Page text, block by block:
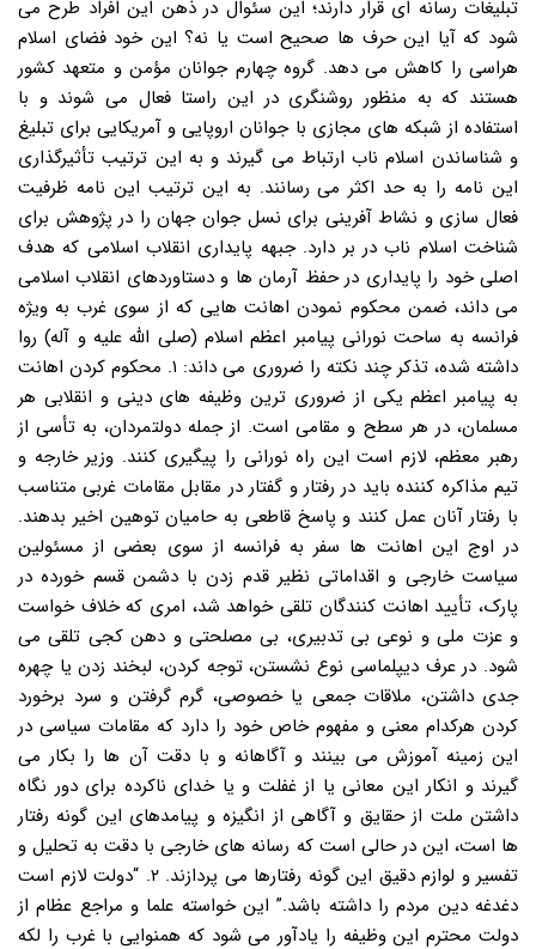
تبلیغات رسانه ای قرار دارند؛ این سئوال در ذهن این افراد طرح می
شود که آیا این حرف ها صحیح است یا نه؟ این خود فضای اسلام
هراسی را کاهش می دهد. گروه چهارم جوانان مؤمن و متعهد کشور
هستند که به منظور روشنگری در این راستا فعال می شوند و با
استفاده از شبکه های مجازی با جوانان اروپایی و آمریکایی برای تبلیغ
و شناساندن اسلام ناب ارتباط می گیرند و به این ترتیب تأثیرگذاری
این نامه را به حد اکثر می رسانند. به این ترتیب این نامه ظرفیت
فعال سازی و نشاط آفرینی برای نسل جوان جهان را در پژوهش برای
شناخت اسلام ناب در بر دارد. جبهه پایداری انقلاب اسلامی که هدف
اصلی خود را پایداری در حفظ آرمان ها و دستاوردهای انقلاب اسلامی
می داند، ضمن محکوم نمودن اهانت هایی که از سوی غرب به ویژه
فرانسه به ساحت نورانی پیامبر اعظم اسلام (صلی الله علیه و آله) روا
داشته شده، تذکر چند نکته را ضروری می داند: ۱. محکوم کردن اهانت
به پیامبر اعظم یکی از ضروری ترین وظیفه های دینی و انقلابی هر
مسلمان، در هر سطح و مقامی است. از جمله دولتمردان، به تأسی از
رهبر معظم، لازم است این راه نورانی را پیگیری کنند. وزیر خارجه و
تیم مذاکره کننده باید در رفتار و گفتار در مقابل مقامات غربی متناسب
با رفتار آنان عمل کنند و پاسخ قاطعی به حامیان توهین اخیر بدهند.
در اوج این اهانت ها سفر به فرانسه از سوی بعضی از مسئولین
سیاست خارجی و اقداماتی نظیر قدم زدن با دشمن قسم خورده در
پارک، تأیید اهانت کنندگان تلقی خواهد شد، امری که خلاف خواست
و عزت ملی و نوعی بی تدبیری، بی مصلحتی و دهن کجی تلقی می
شود. در عرف دیپلماسی نوع نشستن، توجه کردن، لبخند زدن یا چهره
جدی داشتن، ملاقات جمعی یا خصوصی، گرم گرفتن و سرد برخورد
کردن هرکدام معنی و مفهوم خاص خود را دارد که مقامات سیاسی در
این زمینه آموزش می بینند و آگاهانه و با دقت آن ها را بکار می
گیرند و انکار این معانی یا از غفلت و یا خدای ناکرده برای دور نگاه
داشتن ملت از حقایق و آگاهی از انگیزه و پیامدهای این گونه رفتار
ها است، این در حالی است که رسانه های خارجی با دقت به تحلیل و
تفسیر و لوازم دقیق این گونه رفتارها می پردازند. ۲. “دولت لازم است
دغدغه دین مردم را داشته باشد.” این خواسته علما و مراجع عظام از
دولت محترم این وظیفه را یادآور می شود که همنوایی با غرب را لکه